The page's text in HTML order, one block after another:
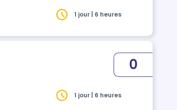
1 jour | 6 heures
0
1 jour | 6 heures